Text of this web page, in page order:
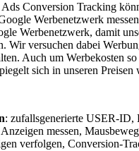
Conversion Tracking
Werbenetzwerk
Werbenetzwerk, damit
Wir versuchen dabei
Auch um Werbekosten
sich in unseren Preisen
: zufallsgenerierte USER-ID,
messen,
verfolgen, Conversion-